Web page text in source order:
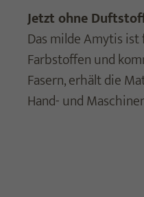
Jetzt ohne
Das milde Amytis
Farbstoffen und
Fasern, erhält die
Hand- und